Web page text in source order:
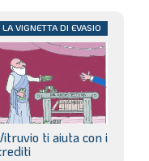
LA VIGNETTA DI EVASIO
ti aiuta con i